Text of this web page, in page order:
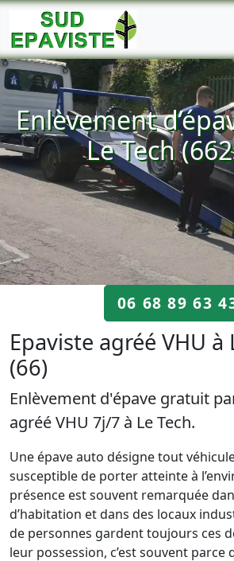
Enlèvement
Le Tech
06 68 89 63
Epaviste agréé VHU à
(66)
Enlèvement d'épave gratuit
agréé VHU 7j/7 à Le Tech.
Une épave auto désigne tout
susceptible de porter atteinte à
présence est souvent remarquée
d’habitation et dans des locaux
de personnes gardent toujours ces
leur possession, c’est souvent parce